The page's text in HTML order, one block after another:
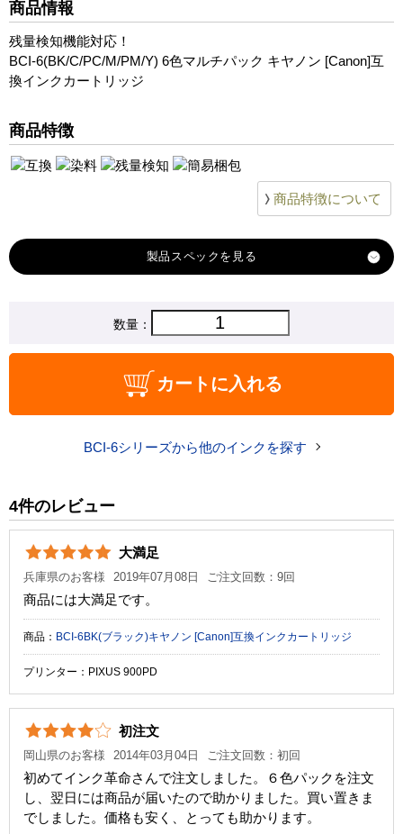
PIXUS-9900i
BJF-930
BJF-9000
BJF-900
BJF-870
BJF-860
BJF-850アップグレード
商品情報
残量検知機能対応！
BCI-6(BK/C/PC/M/PM/Y) 6色マルチパック キヤノン [Canon]互
換インクカートリッジ
商品特徴
商品特徴について
製品スペック
BCI-3EC BCI-3EM BCI-3EY
カラー シアン マゼンタ イエロー ブラック
顔料・染料
ICチップ
製品タイプ 互換インク
数量：
カートに入れる
BCI-6シリーズから他のインクを探す
4件のレビュー
大満足
兵庫県のお客様 2019年07月08日 ご注文回数：9回
商品には大満足です。
商品： BCI-6BK(ブラック)キヤノン [Canon]互換インクカートリッジ
プリンター：PIXUS 900PD
初注文
岡山県のお客様 2014年03月04日 ご注文回数：初回
初めてインク革命さんで注文しました。６色パックを注文
し、翌日には商品が届いたので助かりました。買い置きま
でしました。価格も安く、とっても助かります。